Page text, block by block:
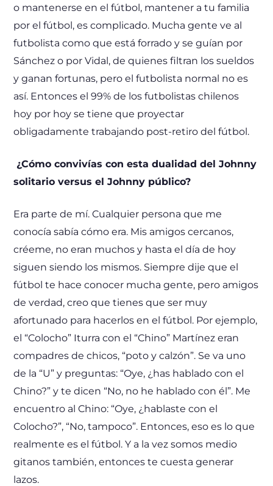
o mantenerse en el fútbol, mantener a tu familia
por el fútbol, es complicado. Mucha gente ve al
futbolista como que está forrado y se guían por
Sánchez o por Vidal, de quienes filtran los sueldos
y ganan fortunas, pero el futbolista normal no es
así. Entonces el 99% de los futbolistas chilenos
hoy por hoy se tiene que proyectar
obligadamente trabajando post-retiro del fútbol.
¿Cómo convivías con esta dualidad del Johnny
solitario versus el Johnny público?
Era parte de mí. Cualquier persona que me
conocía sabía cómo era. Mis amigos cercanos,
créeme, no eran muchos y hasta el día de hoy
siguen siendo los mismos. Siempre dije que el
fútbol te hace conocer mucha gente, pero amigos
de verdad, creo que tienes que ser muy
afortunado para hacerlos en el fútbol. Por ejemplo,
el “Colocho” Iturra con el “Chino” Martínez eran
compadres de chicos, “poto y calzón”. Se va uno
de la “U” y preguntas: “Oye, ¿has hablado con el
Chino?” y te dicen “No, no he hablado con él”. Me
encuentro al Chino: “Oye, ¿hablaste con el
Colocho?”, “No, tampoco”. Entonces, eso es lo que
realmente es el fútbol. Y a la vez somos medio
gitanos también, entonces te cuesta generar
lazos.